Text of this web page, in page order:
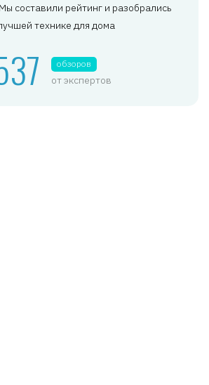
составили рейтинг и разобрались
технике для дома
обзоров
от экспертов